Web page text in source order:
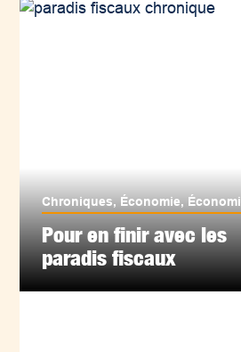
Chroniques, Économie,
Pour en finir avec les
paradis fiscaux